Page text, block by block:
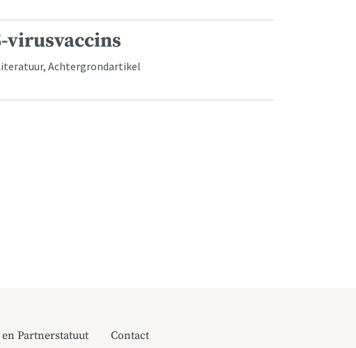
virusvaccins
Achtergrondartikel
en Partnerstatuut Contact